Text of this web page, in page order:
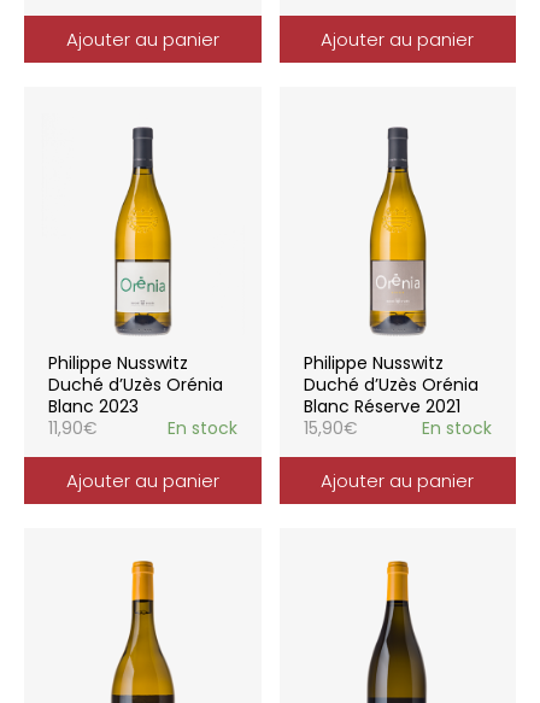
Ajouter au panier Ajouter au panier
Philippe Nusswitz
Duché d’Uzès Orénia
Blanc 2023
11,90€ En stock
Ajouter au panier
Philippe Nusswitz
Duché d’Uzès Orénia
Blanc Réserve 2021
15,90€ En stock
Ajouter au panier